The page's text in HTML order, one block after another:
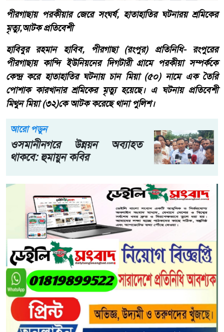
পীরগাছায় পরকীয়ার জেরে সংঘর্ষ, হাতাহাতির ঘটনারয় শ্রমিকের
মৃত্যু,আটক প্রতিবেশী
হাবিবুর রহমান হাবিব, পীরগাছা (রংপুর) প্রতিনিধি- রংপুরের
পীরগাছায় কান্দি ইউনিয়নের দিগটারী গ্রামে পরকীয়া সম্পর্ককে
কেন্দ্র করে হাতাহাতির ঘটনায় চান মিয়া (৫০) নামে এক তৈরি
পোশাক কারখানার শ্রমিকের মৃত্যু হয়েছে। এ ঘটনায় প্রতিবেশী
মিথুন মিয়া (৩২)কে আটক করেছে থানা পুলিশ।
আরো পড়ুন
ওসমানীনগরে উন্নয়ন অব্যাহত
থাকবে: হুমায়ুন কবির